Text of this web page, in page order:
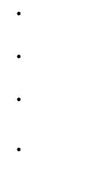
●
●
●
●